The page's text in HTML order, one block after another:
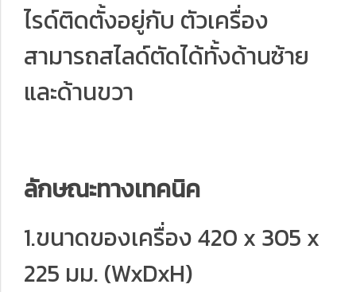
ไรด์ติดตั้งอยู่กับ ตัวเครื่อง
สามารถสไลด์ตัดได้ทั้งด้านซ้าย
และด้านขวา
ลักษณะทางเทคนิค
1.ขนาดของเครื่อง 420 x 305 x
225 มม. (WxDxH)